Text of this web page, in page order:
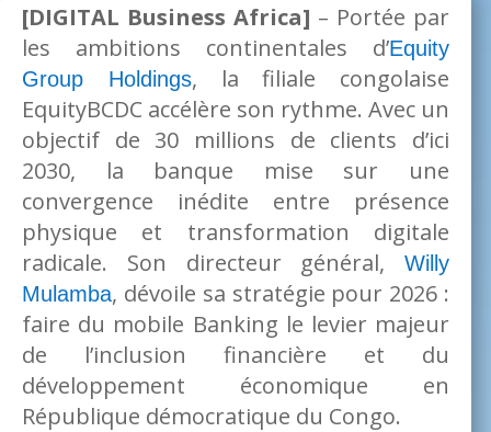
[DIGITAL Business Africa] – Portée par
les ambitions continentales d’Equity
Group Holdings, la filiale congolaise
EquityBCDC accélère son rythme. Avec un
objectif de 30 millions de clients d’ici
2030, la banque mise sur une
convergence inédite entre présence
physique et transformation digitale
radicale. Son directeur général,Willy
Mulamba, dévoile sa stratégie pour 2026 :
faire du mobile Banking le levier majeur
de l’inclusion financière et du
développement économique en
République démocratique du Congo.